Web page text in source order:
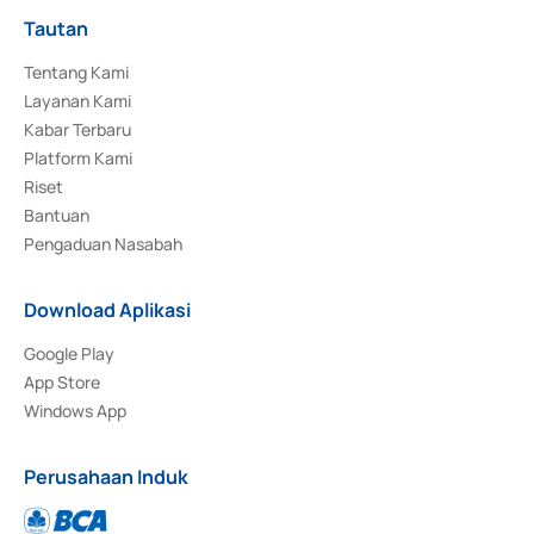
Tautan
Tentang Kami
Layanan Kami
Kabar Terbaru
Platform Kami
Riset
Bantuan
Pengaduan Nasabah
Download Aplikasi
Google Play
App Store
Windows App
Perusahaan Induk